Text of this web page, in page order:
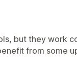
but they work
from some